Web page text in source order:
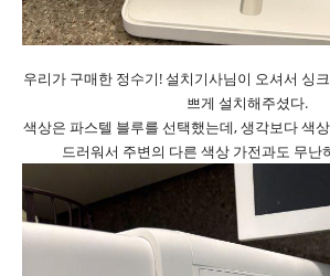
우리가 구매한 정수기! 설치기사님이 오셔서 싱
쁘게 설치해주셨다.
색상은 파스텔 블루를 선택했는데, 생각보다 색
드러워서 주변의 다른 색상 가전과도 무난